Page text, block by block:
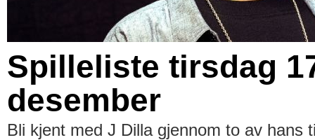
Spilleliste tirsdag
desember
Bli kjent med J Dilla gjennom to av hans